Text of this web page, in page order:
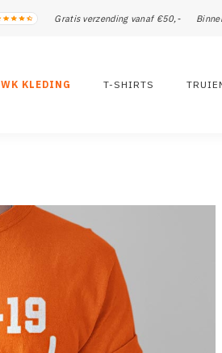
Gratis verzending vanaf €50,-
WK KLEDING T-SHIRTS